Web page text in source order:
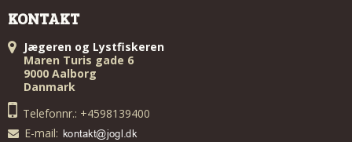
KONTAKT
Jægeren og Lystfiskeren
Maren Turis gade 6
9000 Aalborg
Danmark
Telefonnr.: +4598139400
E-mail: